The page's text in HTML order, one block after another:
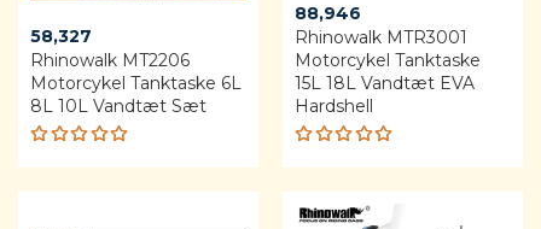
58,327
Rhinowalk MT2206
Motorcykel Tanktaske 6L
8L 10L Vandtæt Sæt
Rated
5.00out
88,946
Rhinowalk MTR3001
Motorcykel Tanktaske
15L 18L Vandtæt EVA
Hardshell
Rated
5.00out
of 5